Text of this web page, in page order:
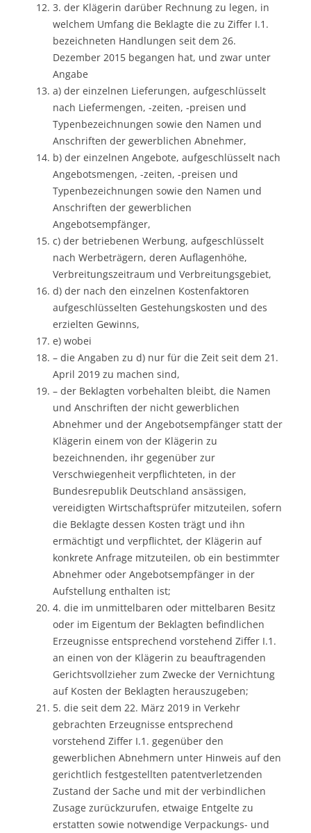
3. der Klägerin darüber Rechnung zu legen, in
welchem Umfang die Beklagte die zu Ziffer I.1.
bezeichneten Handlungen seit dem 26.
Dezember 2015 begangen hat, und zwar unter
Angabe
a) der einzelnen Lieferungen, aufgeschlüsselt
nach Liefermengen, -zeiten, -preisen und
Typenbezeichnungen sowie den Namen und
Anschriften der gewerblichen Abnehmer,
b) der einzelnen Angebote, aufgeschlüsselt nach
Angebotsmengen, -zeiten, -preisen und
Typenbezeichnungen sowie den Namen und
Anschriften der gewerblichen
Angebotsempfänger,
c) der betriebenen Werbung, aufgeschlüsselt
nach Werbeträgern, deren Auflagenhöhe,
Verbreitungszeitraum und Verbreitungsgebiet,
d) der nach den einzelnen Kostenfaktoren
aufgeschlüsselten Gestehungskosten und des
erzielten Gewinns,
e) wobei
– die Angaben zu d) nur für die Zeit seit dem 21.
April 2019 zu machen sind,
– der Beklagten vorbehalten bleibt, die Namen
und Anschriften der nicht gewerblichen
Abnehmer und der Angebotsempfänger statt der
Klägerin einem von der Klägerin zu
bezeichnenden, ihr gegenüber zur
Verschwiegenheit verpflichteten, in der
Bundesrepublik Deutschland ansässigen,
vereidigten Wirtschaftsprüfer mitzuteilen, sofern
die Beklagte dessen Kosten trägt und ihn
ermächtigt und verpflichtet, der Klägerin auf
konkrete Anfrage mitzuteilen, ob ein bestimmter
Abnehmer oder Angebotsempfänger in der
Aufstellung enthalten ist;
4. die im unmittelbaren oder mittelbaren Besitz
oder im Eigentum der Beklagten befindlichen
Erzeugnisse entsprechend vorstehend Ziffer I.1.
an einen von der Klägerin zu beauftragenden
Gerichtsvollzieher zum Zwecke der Vernichtung
auf Kosten der Beklagten herauszugeben;
5. die seit dem 22. März 2019 in Verkehr
gebrachten Erzeugnisse entsprechend
vorstehend Ziffer I.1. gegenüber den
gewerblichen Abnehmern unter Hinweis auf den
gerichtlich festgestellten patentverletzenden
Zustand der Sache und mit der verbindlichen
Zusage zurückzurufen, etwaige Entgelte zu
erstatten sowie notwendige Verpackungs- und